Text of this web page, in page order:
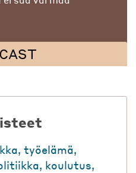
, työelämä,
, koulutus,